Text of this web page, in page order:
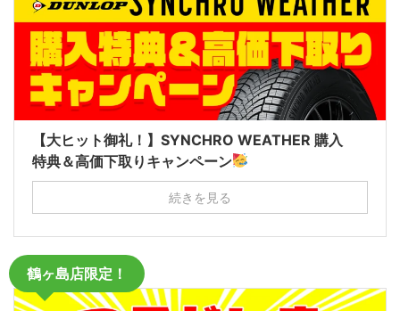
【大ヒット御礼！】SYNCHRO WEATHER 購入
特典＆高価下取りキャンペーン
続きを見る
鶴ヶ島店限定！